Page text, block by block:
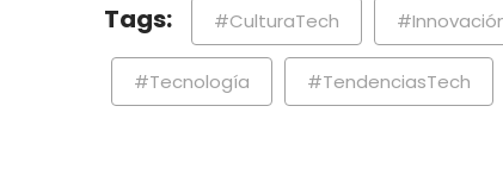
Tags: #CulturaTech
#Tecnología #TendenciasTech